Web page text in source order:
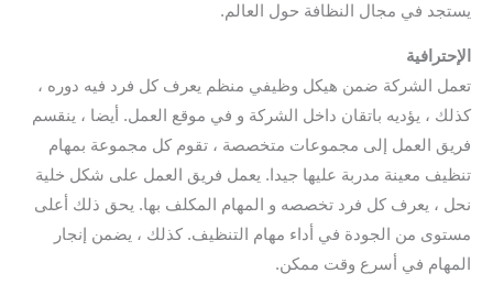
يستجد في مجال النظافة حول العالم.
الإحترافية
تعمل الشركة ضمن هيكل وظيفي منظم يعرف كل فرد فيه دوره ،
كذلك ، يؤديه باتقان داخل الشركة و في موقع العمل. أيضا ، ينقسم
فريق العمل إلى مجموعات متخصصة ، تقوم كل مجموعة بمهام
تنظيف معينة مدربة عليها جيدا. يعمل فريق العمل على شكل خلية
نحل ، يعرف كل فرد تخصصه و المهام المكلف بها. يحق ذلك أعلى
مستوى من الجودة في أداء مهام التنظيف. كذلك ، يضمن إنجار
المهام في أسرع وقت ممكن.